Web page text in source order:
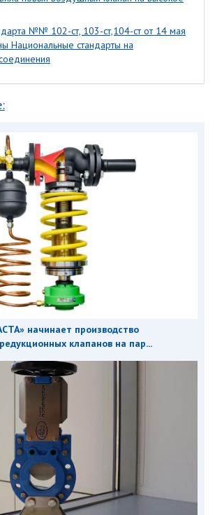
№№ 102-ст, 103-ст,104-ст от 14 мая
Национальные стандарты на
начинает производство
клапанов на пар...